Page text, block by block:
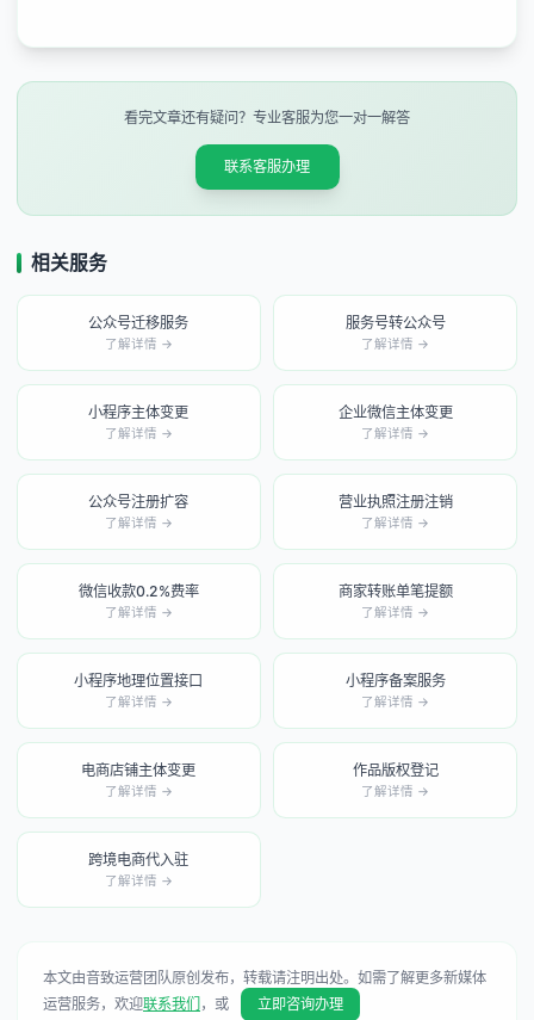
看完文章还有疑问？专业客服为您一对一解答
联系客服办理
相关服务
公众号迁移服务
了解详情 →
服务号转公众号
了解详情 →
小程序主体变更
了解详情 →
企业微信主体变更
了解详情 →
公众号注册扩容
了解详情 →
营业执照注册注销
了解详情 →
微信收款0.2%费率
了解详情 →
商家转账单笔提额
了解详情 →
小程序地理位置接口
了解详情 →
小程序备案服务
了解详情 →
电商店铺主体变更
了解详情 →
作品版权登记
了解详情 →
跨境电商代入驻
了解详情 →
本文由音致运营团队原创发布，转载请注明出处。如需了解更多新媒体
运营服务，欢迎联系我们 ，或 立即咨询办理